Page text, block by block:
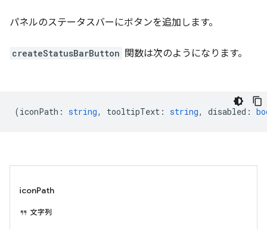
パネルのステータスバーにボタンを追加します。
createStatusBarButton 関数は次のようになります。
(iconPath : string, tooltipText : string, disabled :
iconPath
文字列